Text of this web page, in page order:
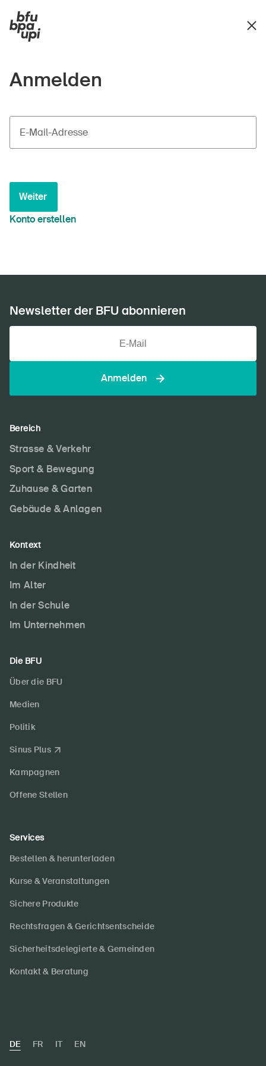
Anmelden
E-Mail-Adresse
Weiter
Konto erstellen
Newsletter der BFU abonnieren
Anmelden
Bereich
Strasse & Verkehr
Sport & Bewegung
Zuhause & Garten
Gebäude & Anlagen
Kontext
In der Kindheit
Im Alter
In der Schule
Im Unternehmen
Die BFU
Über die BFU
Medien
Politik
Sinus Plus
Kampagnen
Offene Stellen
Services
Bestellen & herunterladen
Kurse & Veranstaltungen
Sichere Produkte
Rechtsfragen & Gerichtsentscheide
Sicherheitsdelegierte & Gemeinden
Kontakt & Beratung
DE FR IT EN